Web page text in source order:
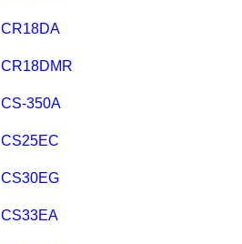
CR18DA
CR18DMR
CS-350A
CS25EC
CS30EG
CS33EA